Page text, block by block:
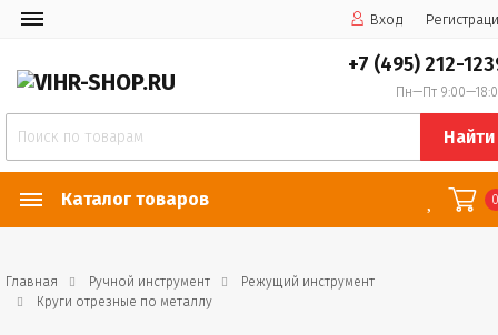
Вход
+7 (495) 212-
Пн—Пт
Найти
Каталог товаров
Главная Ручной инструмент
Режущий инструмент
Круги отрезные по металлу